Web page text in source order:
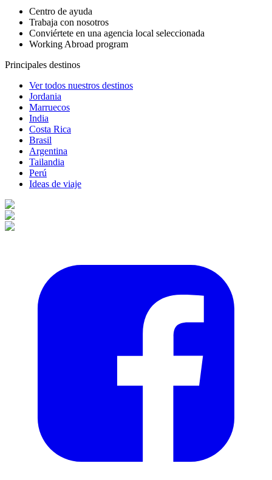
Centro de ayuda
Trabaja con nosotros
Conviértete en una agencia local seleccionada
Working Abroad program
Principales destinos
Ver todos nuestros destinos
Jordania
Marruecos
India
Costa Rica
Brasil
Argentina
Tailandia
Perú
Ideas de viaje